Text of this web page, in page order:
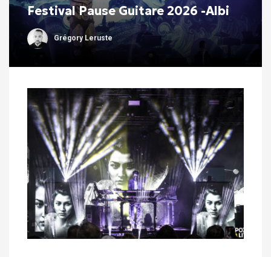
Festival Pause Guitare 2026 -Albi
Grégory Leruste